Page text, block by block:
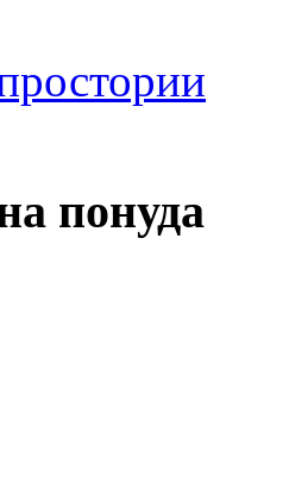
понуда